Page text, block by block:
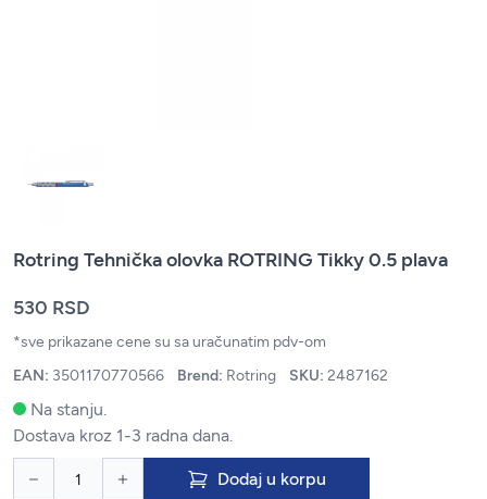
Rotring Tehnička olovka ROTRING Tikky 0.5 plava
530 RSD
*sve prikazane cene su sa uračunatim pdv-om
EAN: 3501170770566 Brend: Rotring SKU: 2487162
Na stanju.
Dostava kroz 1-3 radna dana.
Dodaj u korpu